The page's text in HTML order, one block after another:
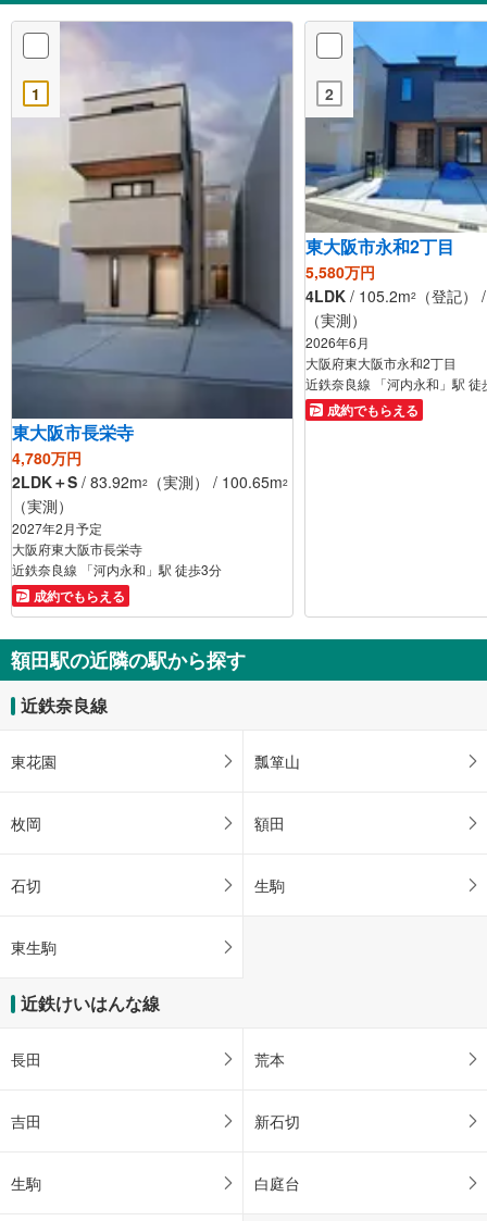
1
東大阪市長栄寺
4,780万円
2LDK＋S / 83.92m2 （実測） / 100.65m2
（実測）
2027年2月予定
大阪府東大阪市長栄寺
近鉄奈良線 「河内永和」駅 徒歩3分
成約でもらえる
2
東大阪市永和2丁目
5,580万円
4LDK / 105.2m2
（登記
（実測）
2026年6月
大阪府東大阪市永和2丁目
近鉄奈良線 「河内永和」駅 徒
成約でもらえる
額田駅の近隣の駅から探す
近鉄奈良線
東花園 瓢箪山
枚岡 額田
石切 生駒
東生駒
近鉄けいはんな線
長田 荒本
吉田 新石切
生駒 白庭台